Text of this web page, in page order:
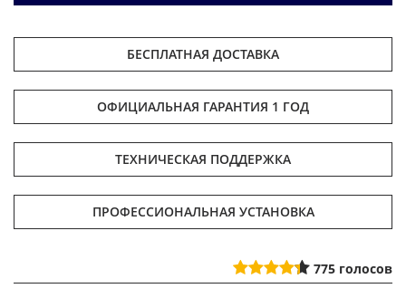
БЕСПЛАТНАЯ ДОСТАВКА
ОФИЦИАЛЬНАЯ ГАРАНТИЯ 1 ГОД
ТЕХНИЧЕСКАЯ ПОДДЕРЖКА
ПРОФЕССИОНАЛЬНАЯ УСТАНОВКА
775 голосов